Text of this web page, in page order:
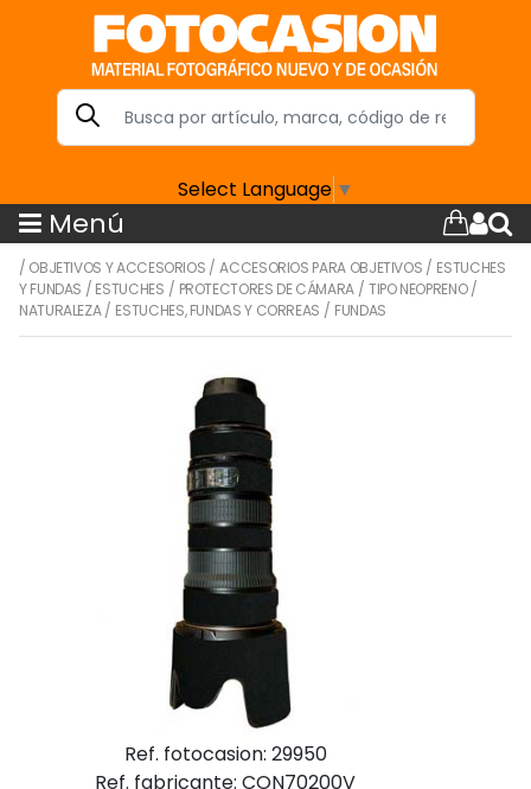
Select Language ▼
Menú
/ OBJETIVOS Y ACCESORIOS /ACCESORIOS PARA OBJETIVOS / ESTUCHES
Y FUNDAS / ESTUCHES / PROTECTORES DE CÁMARA/ TIPO NEOPRENO /
NATURALEZA/ ESTUCHES, FUNDAS Y CORREAS / FUNDAS
Ref. fotocasion: 29950
Ref. fabricante: CON70200V